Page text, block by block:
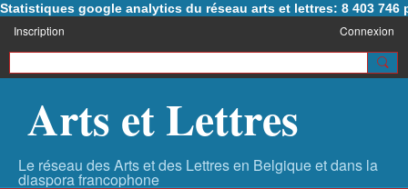
Statistiques google analytics du réseau arts et lettres: 8 403 746
Inscription Connexion
Arts et Lettres